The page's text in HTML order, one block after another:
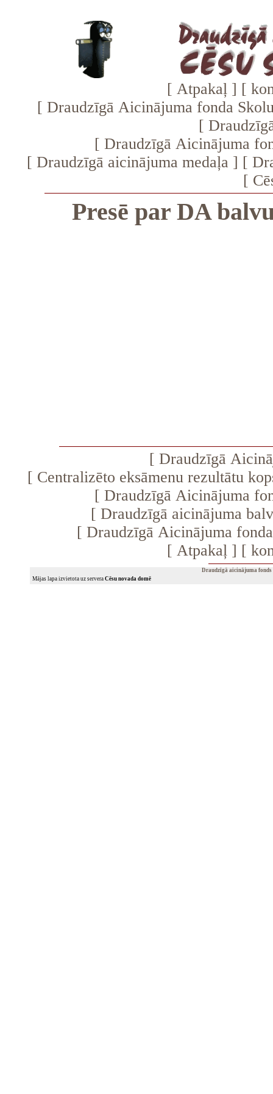
[ Atpakaļ] [
[ Draudzīgā Aicinājuma fonda
[
[ Draudzīgā Aicinājuma
[ Draudzīgā aicinājuma medaļa ] [
[
Presē par DA
[ Draudzīgā
[ Centralizēto eksāmenu rezultātu
[ Draudzīgā Aicinājuma
[ Draudzīgā aicinājuma
[ Draudzīgā Aicinājuma
[ Atpakaļ] [
Draudzīgā aicinājuma fonds
Mājas lapa izvietota uz servera Cēsu novada domē